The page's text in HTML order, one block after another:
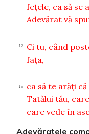
feţele, ca să se
Adevărat vă
17 Ci tu, când
faţa,
18
ca să te arăţi
Tatălui tău,
care vede în
Adevăratele